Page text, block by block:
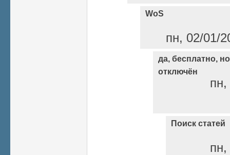
WoS
пн, 02/01/
да, бесплатно,
отключён
Поиск статей